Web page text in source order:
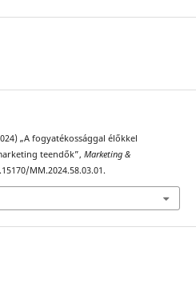
„A fogyatékossággal élőkkel
teendők”, Marketing &
MM.2024.58.03.01.